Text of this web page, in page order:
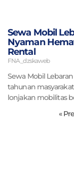
Sewa Mobil
Nyaman
Rental
FNA_dzskaweb
Sewa Mobil
tahunan
lonjakan mobilitas
«